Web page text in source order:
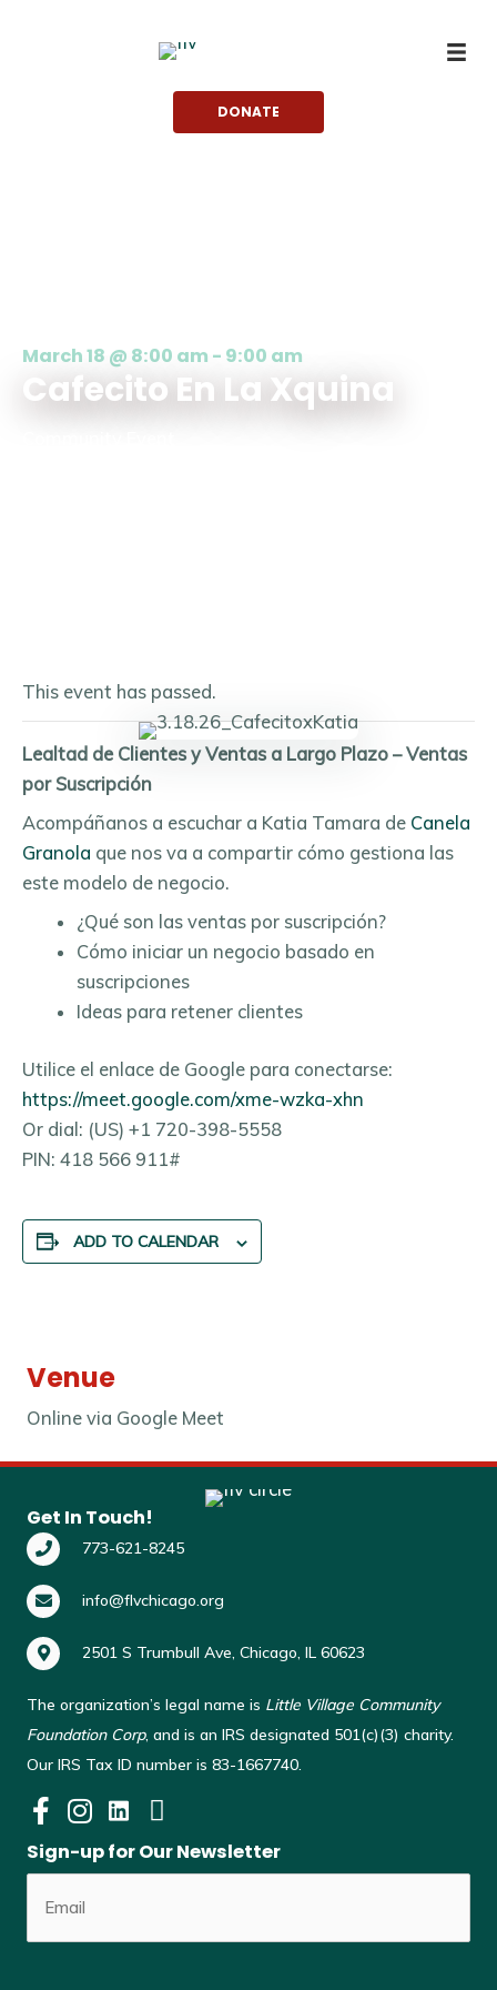
DONATE
March 18 @ 8:00 am - 9:00 am
Cafecito En La Xquina
This event has passed.
Lealtad de Clientes y Ventas a Largo Plazo – Ventas
por Suscripción
Acompáñanos a escuchar a Katia Tamara de Canela
Granola que nos va a compartir cómo gestiona las
este modelo de negocio.
¿Qué son las ventas por suscripción?
Cómo iniciar un negocio basado en
suscripciones
Ideas para retener clientes
Utilice el enlace de Google para conectarse:
https://meet.google.com/xme-wzka-xhn
Or dial: ‪(US) +1 720-398-5558‬
PIN: ‪418 566 911‬#
ADD TO CALENDAR
Venue
Online via Google Meet
Get In Touch!
773-621-8245
info@flvchicago.org
2501 S Trumbull Ave, Chicago, IL 60623
The organization’s legal name is Little Village Community
Foundation Corp, and is an IRS designated 501(c)(3) charity.
Our IRS Tax ID number is 83-1667740.
Sign-up for Our Newsletter